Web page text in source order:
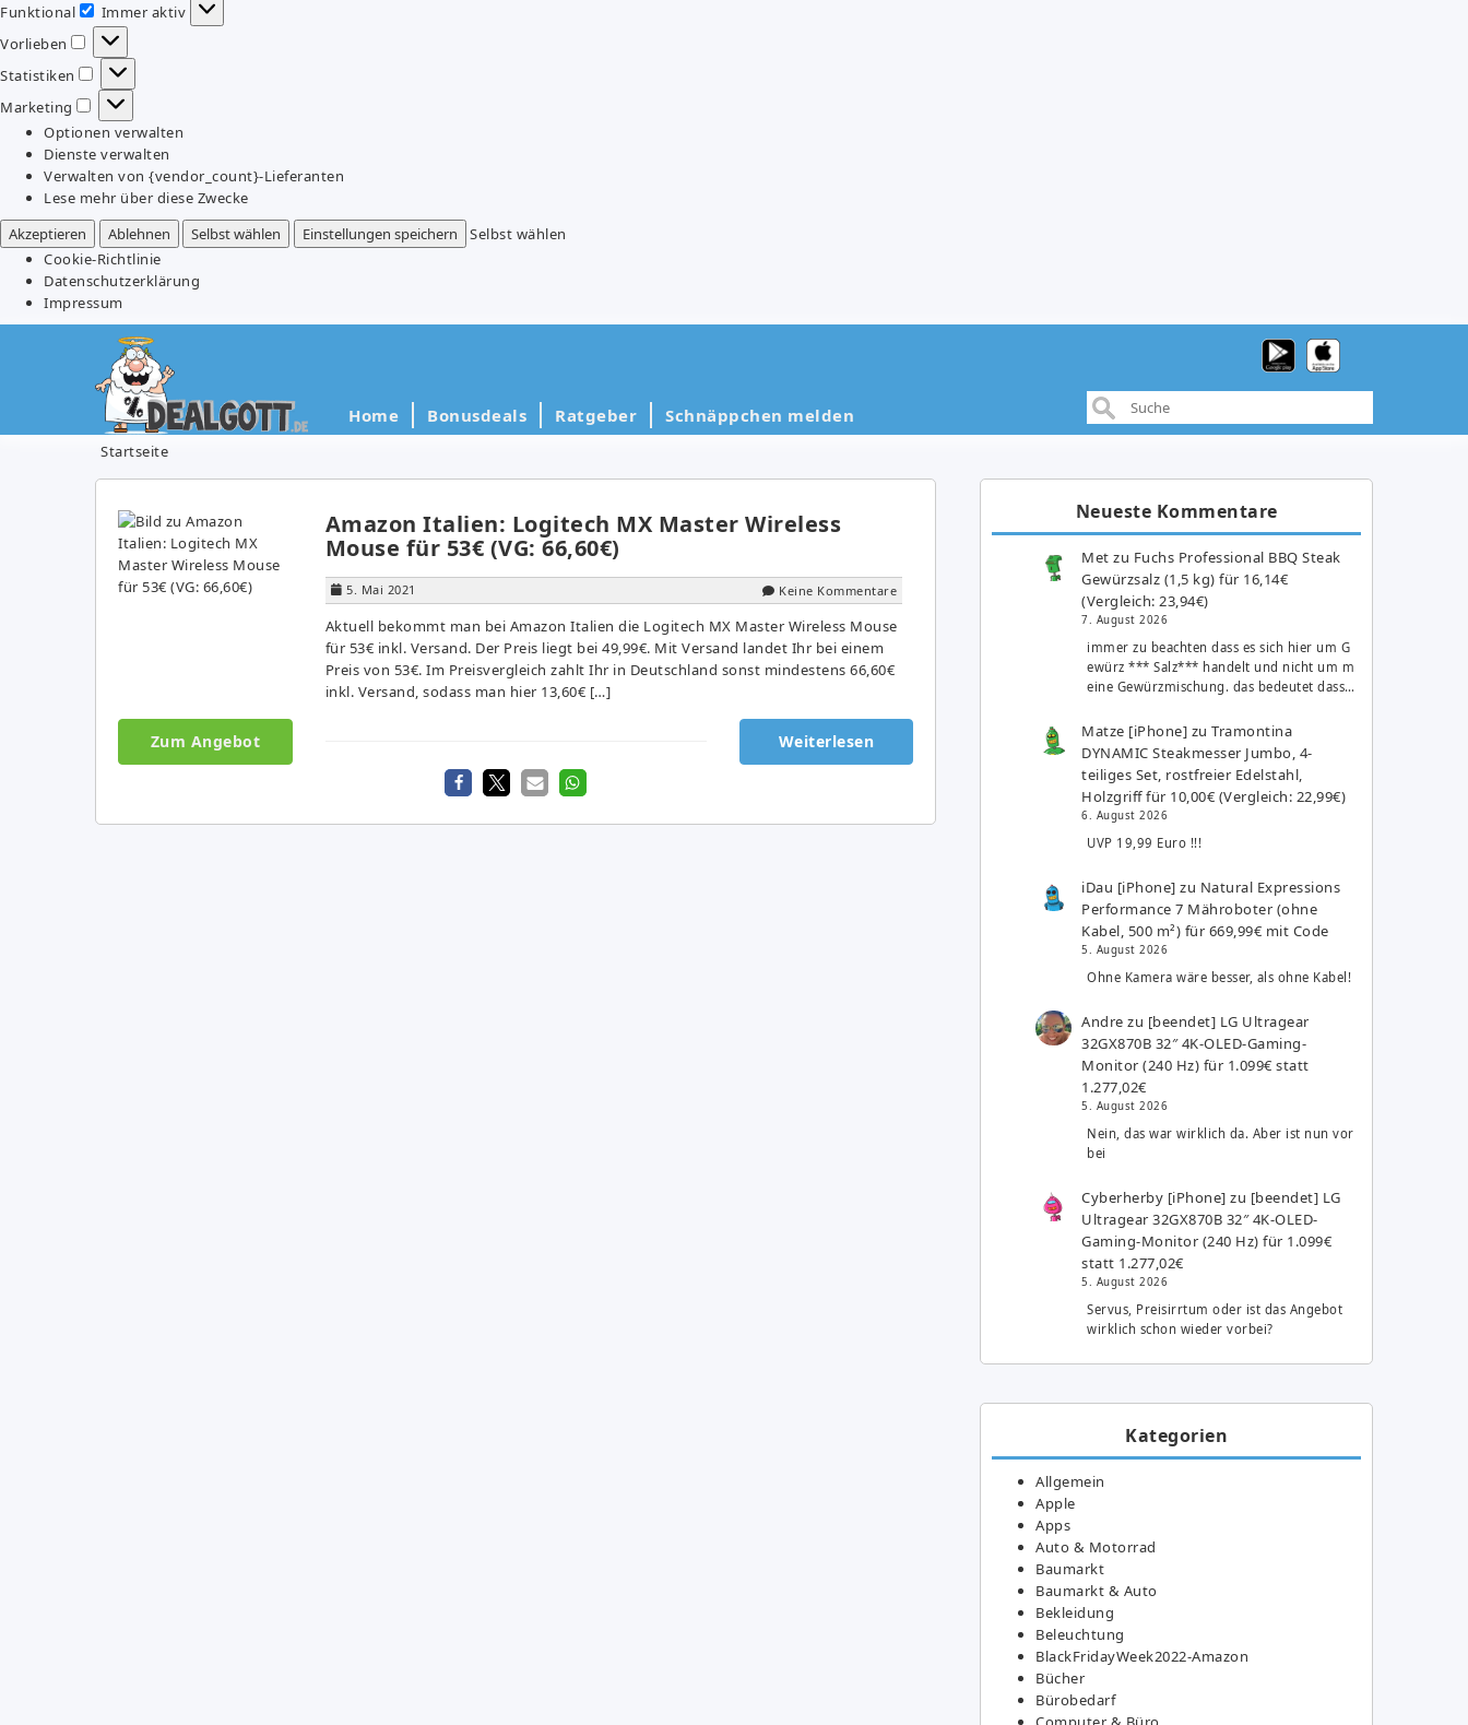
Funktional
Funktional
Immer aktiv
Vorlieben
Vorlieben
Statistiken
Statistiken
Marketing
Marketing
Optionen verwalten
Dienste verwalten
Verwalten von {vendor_count}-Lieferanten
Lese mehr über diese Zwecke
Akzeptieren
Ablehnen Selbst wählen Einstellungen speichern
Selbst wählen
Cookie-Richtlinie
Datenschutzerklärung
Impressum
Home Bonusdeals Ratgeber Schnäppchen melden
Startseite
Amazon Italien: Logitech MX Master Wireless
Mouse für 53€ (VG: 66,60€)
5. Mai 2021 Keine Kommentare
Aktuell bekommt man bei Amazon Italien die Logitech MX Master Wireless Mouse
für 53€ inkl. Versand. Der Preis liegt bei 49,99€. Mit Versand landet Ihr bei einem
Preis von 53€. Im Preisvergleich zahlt Ihr in Deutschland sonst mindestens 66,60€
inkl. Versand, sodass man hier 13,60€ […]
Zum Angebot Weiterlesen
Neueste Kommentare
Met zu Fuchs Professional BBQ Steak
Gewürzsalz (1,5 kg) für 16,14€
(Vergleich: 23,94€)
7. August 2026
immer zu beachten dass es sich hier um G
ewürz *** Salz*** handelt und nicht um m
eine Gewürzmischung. das bedeutet dass…
Matze [iPhone] zuTramontina
DYNAMIC Steakmesser Jumbo, 4-
teiliges Set, rostfreier Edelstahl,
Holzgriff für 10,00€ (Vergleich: 22,99€)
6. August 2026
UVP 19,99 Euro !!!
iDau [iPhone] zu Natural Expressions
Performance 7 Mähroboter (ohne
Kabel, 500 m²) für 669,99€ mit Code
5. August 2026
Ohne Kamera wäre besser, als ohne Kabel!
Andre zu [beendet] LG Ultragear
32GX870B 32″ 4K-OLED-Gaming-
Monitor (240 Hz) für 1.099€ statt
1.277,02€
5. August 2026
Nein, das war wirklich da. Aber ist nun vor
bei
Cyberherby [iPhone] zu [beendet] LG
Ultragear 32GX870B 32″ 4K-OLED-
Gaming-Monitor (240 Hz) für 1.099€
statt 1.277,02€
5. August 2026
Servus, Preisirrtum oder ist das Angebot
wirklich schon wieder vorbei?
Kategorien
Allgemein
Apple
Apps
Auto & Motorrad
Baumarkt
Baumarkt & Auto
Bekleidung
Beleuchtung
BlackFridayWeek2022-Amazon
Bücher
Bürobedarf